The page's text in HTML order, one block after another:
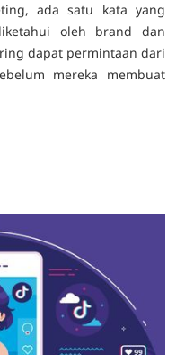
ada satu kata yang
oleh brand dan
dapat permintaan dari
mereka membuat